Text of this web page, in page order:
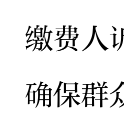
缴费人
确保群